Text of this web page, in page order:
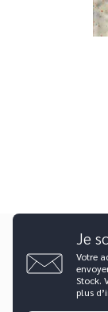
Je
Votre
Stock.
plus